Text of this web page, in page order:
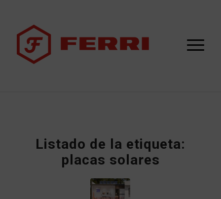
Listado de la etiqueta:
placas solares